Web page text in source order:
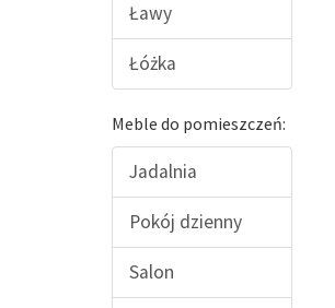
Ławy
Łóżka
Meble do pomieszczeń:
Jadalnia
Pokój dzienny
Salon